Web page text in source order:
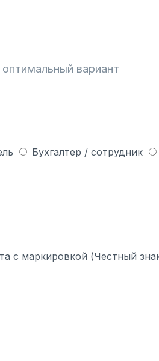
вариант
Бухгалтер / сотрудник
с маркировкой (Честный